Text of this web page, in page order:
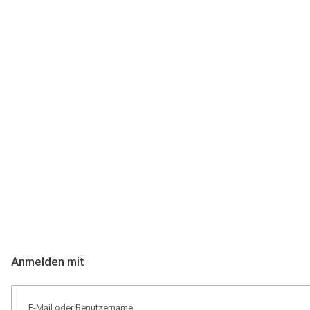
Anmelden mit